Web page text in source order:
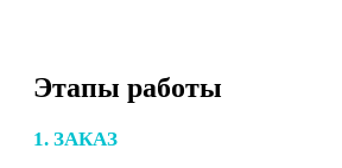
Этапы работы
1. ЗАКАЗ